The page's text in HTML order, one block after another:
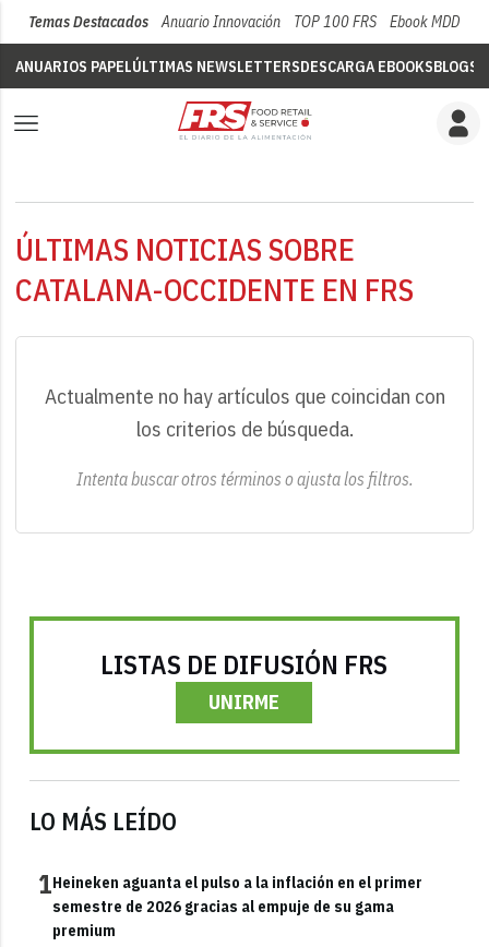
Temas Destacados Anuario Innovación TOP 100 FRS Ebook MDD
ANUARIOS PAPELÚLTIMAS NEWSLETTERSDESCARGA EBOOKSBLOGS
ÚLTIMAS NOTICIAS SOBRE
CATALANA-OCCIDENTE EN FRS
Actualmente no hay artículos que coincidan con
los criterios de búsqueda.
Intenta buscar otros términos o ajusta los filtros.
LISTAS DE DIFUSIÓN FRS
UNIRME
LO MÁS LEÍDO
1Heineken aguanta el pulso a la inflación en el primer
semestre de 2026 gracias al empuje de su gama
premium